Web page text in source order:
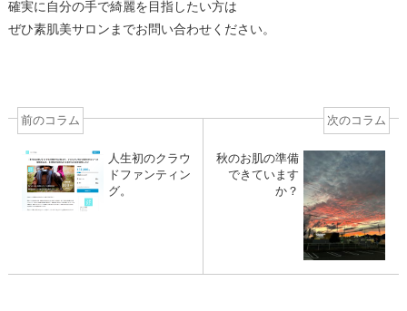
確実に自分の手で綺麗を目指したい方は
ぜひ素肌美サロンまでお問い合わせください。
前のコラム
人生初のクラウ
ドファンティン
グ。
次のコラム
秋のお肌の準備
できています
か？